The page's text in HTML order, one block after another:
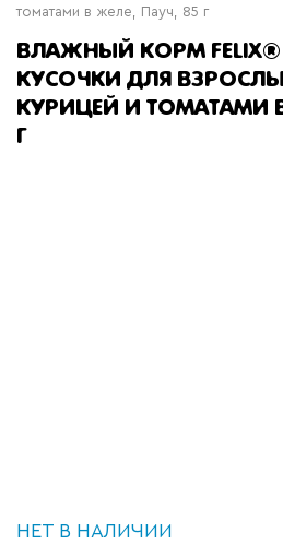
томатами в желе, Пауч, 85 г
ВЛАЖНЫЙ КОРМ
КУСОЧКИ ДЛЯ
КУРИЦЕЙ И ТОМАТАМИ
Г
НЕТ В НАЛИЧИИ